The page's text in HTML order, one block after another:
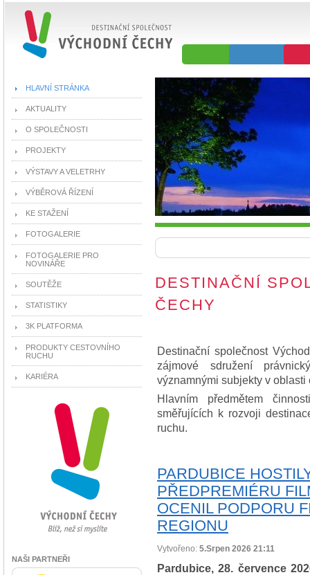
HLAVNÍ STRÁNKA
AKTUALITY
O SPOLEČNOSTI
PROJEKTY
VÝSTAVY A VELETRHY
VÝBĚROVÁ ŘÍZENÍ
KE STAŽENÍ
FOTOGALERIE
FOTOGALERIE PRO
NOVINÁŘE
SOUTĚŽE
STATISTIKY
3K PLATFORMA
PRODUKTY CESTOVNÍHO
RUCHU
KARIÉRA
NAŠI PARTNEŘI
DESTINAČNÍ
ČECHY
Destinační společnost
zájmové sdružení
významnými subjekty v oblasti
Hlavním předmětem
směřujících k rozvoji
ruchu.
PARDUBICE
PŘEDPREMIÉRU
OCENIL PODPORU
REGIONU
Vytvořeno: 5.Srpen 2026 21:11
Pardubice, 28. července